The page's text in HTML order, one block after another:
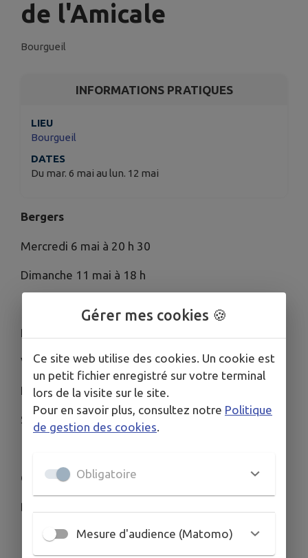
de l'Amicale
Bourgueil
INFORMATIONS PRATIQUES
LIEU
Bourgueil
DATES
Du mar. 6 mai au lun. 12 mai
Bergers
Mercredi 6 mai à 20 h 30
Dimanche 11 mai à 18 h
Piégé
Vendredi 9 mai à 21 h
Le routard
Samedi 10 mai à 21 h
Ozi la voix de la forêt
Dimanche 11 mai à 15 h
Gérer mes cookies 🍪
Ce site web utilise des cookies. Un cookie est
un petit fichier enregistré sur votre terminal
lors de la visite sur le site.
Pour en savoir plus, consultez notre Politique
de gestion des cookies
Obligatoire
Mesure d'audience (Matomo)